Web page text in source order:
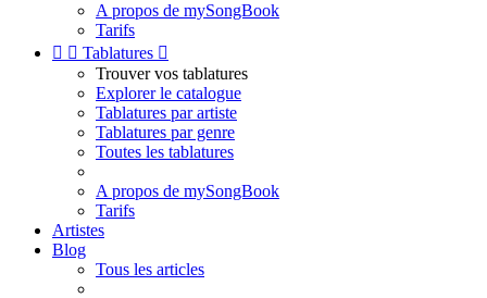
A propos de mySongBook
Tarifs
  Tablatures 
Trouver vos tablatures
Explorer le catalogue
Tablatures par artiste
Tablatures par genre
Toutes les tablatures
A propos de mySongBook
Tarifs
Artistes
Blog
Tous les articles